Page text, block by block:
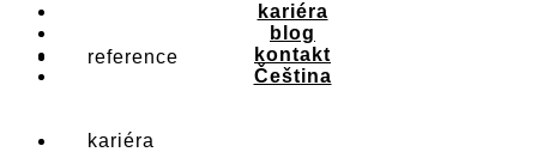
reference
kariéra
kariéra
blog
kontakt
Čeština